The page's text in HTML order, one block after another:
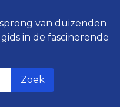
van duizenden
in de fascinerende
Zoek